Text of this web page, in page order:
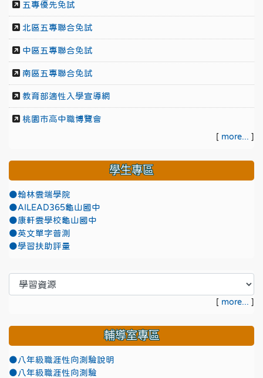
五專優先免試
北區五專聯合免試
中區五專聯合免試
南區五專聯合免試
教育部適性入學宣導網
桃園市高中職博覽會
[ more... ]
學生專區
●翰林雲端學院
●AILEAD365龜山國中
●康軒雲學校龜山國中
●英文單字普測
●學習扶助評量
[ more... ]
輔導室專區
●八年級職涯性向測驗說明
●八年級職涯性向測驗